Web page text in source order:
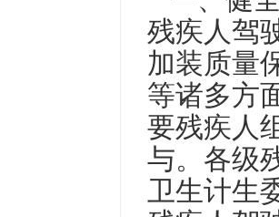
残疾人驾
加装质量
等诸多方
要残疾人
与。各级
卫生计生